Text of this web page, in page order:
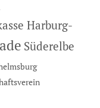
Harburg-
Süderelbe